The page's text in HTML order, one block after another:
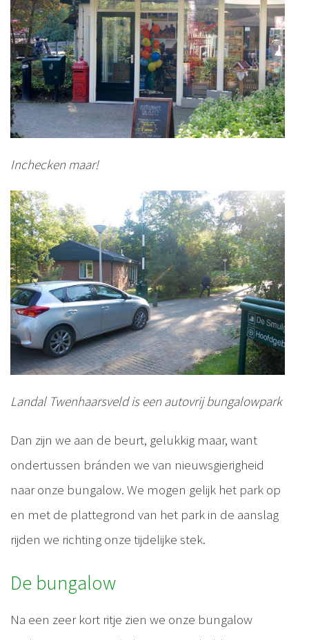
Inchecken maar!
Landal Twenhaarsveld is een autovrij bungalowpark
Dan zijn we aan de beurt, gelukkig maar, want
ondertussen bránden we van nieuwsgierigheid
naar onze bungalow. We mogen gelijk het park op
en met de plattegrond van het park in de aanslag
rijden we richting onze tijdelijke stek.
De bungalow
Na een zeer kort ritje zien we onze bungalow